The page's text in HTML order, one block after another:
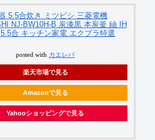
5.5合炊き ミツビシ 三菱電機
NJ-BW10H-B 炭漆黒 本炭釜 紬 IH
合 キッチン家電 エクプラ特選
posted with カエレバ
楽天市場で見る
Amazonで見る
Yahooショッピングで見る